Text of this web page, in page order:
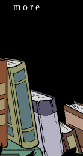
| m o r e